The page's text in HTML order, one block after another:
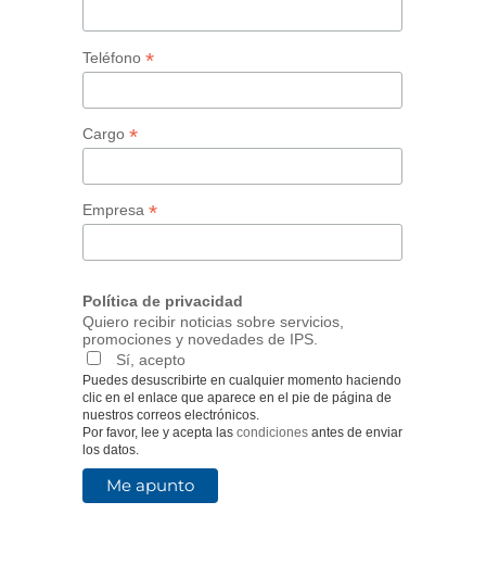
Teléfono *
Cargo *
Empresa *
Política de privacidad
Quiero recibir noticias sobre servicios,
promociones y novedades de IPS.
Sí, acepto
Puedes desuscribirte en cualquier momento haciendo
clic en el enlace que aparece en el pie de página de
nuestros correos electrónicos.
Por favor, lee y acepta las condicionesantes de enviar
los datos.